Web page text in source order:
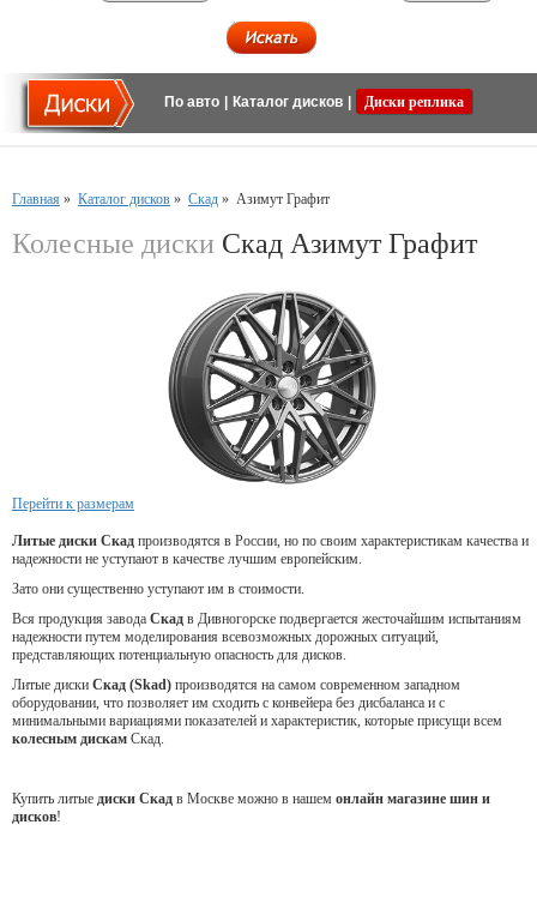
По авто Каталог дисков Диски реплика
Главная » Каталог дисков » Скад » Азимут Графит
Колесные диски Скад Азимут Графит
Перейти к размерам
Литые диски Скад производятся в России, но по своим характеристикам качества и
надежности не уступают в качестве лучшим европейским.
Зато они существенно уступают им в стоимости.
Вся продукция завода Скад в Дивногорске подвергается жесточайшим испытаниям
надежности путем моделирования всевозможных дорожных ситуаций,
представляющих потенциальную опасность для дисков.
Литые диски Скад (Skad) производятся на самом современном западном
оборудовании, что позволяет им сходить с конвейера без дисбаланса и с
минимальными вариациями показателей и характеристик, которые присущи всем
колесным дискам Скад.
Купить литые диски Скад в Москве можно в нашем онлайн магазине шин и
дисков!